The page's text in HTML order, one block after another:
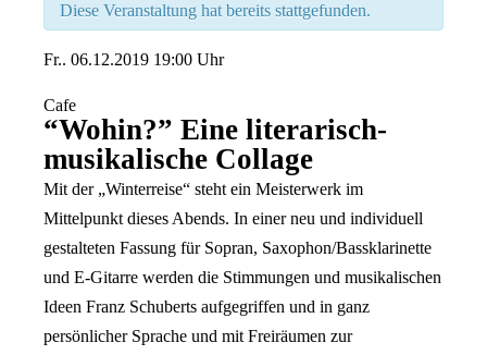
Diese Veranstaltung hat bereits stattgefunden.
Fr.. 06.12.2019 19:00 Uhr
Cafe
“Wohin?” Eine literarisch-
musikalische Collage
Mit der „Winterreise“ steht ein Meisterwerk im
Mittelpunkt dieses Abends. In einer neu und individuell
gestalteten Fassung für Sopran, Saxophon/Bassklarinette
und E-Gitarre werden die Stimmungen und musikalischen
Ideen Franz Schuberts aufgegriffen und in ganz
persönlicher Sprache und mit Freiräumen zur